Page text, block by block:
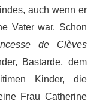
auch wenn er
Vater war. Schon
de Clèves
Bastarde, dem
Kinder, die
Frau Catherine